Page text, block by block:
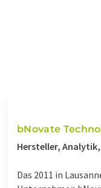
bNovate
Hersteller,
Das 2011 in